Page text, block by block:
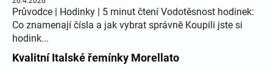
Průvodce | Hodinky | 5 minut čtení Vodotěsnost hodinek:
Co znamenají čísla a jak vybrat správně Koupili jste si
hodink...
Kvalitní Italské řemínky Morellato